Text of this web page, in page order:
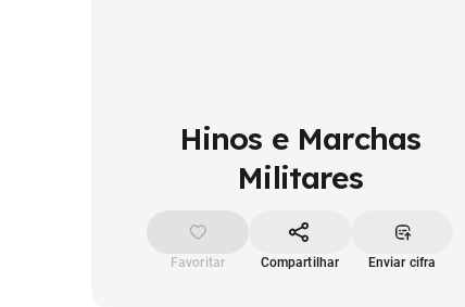
Hinos e Marchas
Militares
Favoritar Compartilhar Enviar cifra